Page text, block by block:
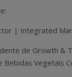
| Integrated
de Growth &
Vegetais